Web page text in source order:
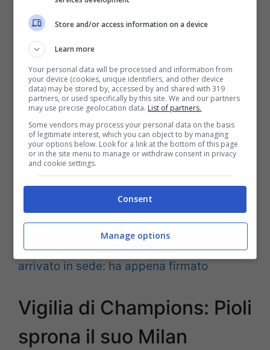
Nel corso dell’odierna conferenza stampa
alla vigilia di una delle sfide più importanti
della stagione del
così parlato di Leao e della sua
preparazione in vista del Salisburgo:
“Leao out? Rafa è un grandissimo
giocatore, domani sarà nel pieno della
condizione e ci darà una mano come il
resto della squadra. Come l’ho visto dopo il
Torino? Bene e sereno.”
LEGGI ANCHE>>>
arrivato in sede: ha appena firmato
Vigilia di Champions: Pioli
sprona il suo Milan
Store and/or access information on a device
Learn more
Your personal data will be processed and information from
your device (cookies, unique identifiers, and other device
data) may be stored by, accessed by and shared with 319
partners, or used specifically by this site. We and our partners
may use precise geolocation data. List of partners.
Some vendors may process your personal data on the basis
of legitimate interest, which you can object to by managing
your options below. Look for a link at the bottom of this page
or in the site menu to manage or withdraw consent in privacy
and cookie settings.
Consent
Manage options